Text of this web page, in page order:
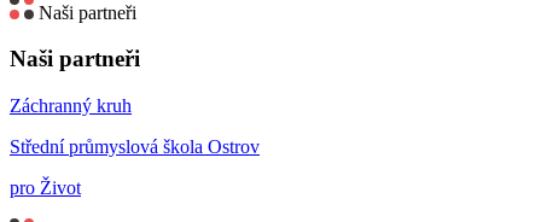
Naši partneři
Naši partneři
Záchranný kruh
Střední průmyslová škola Ostrov
pro Život